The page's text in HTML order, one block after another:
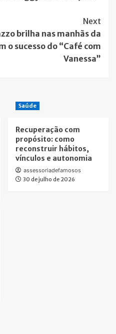
Next
brilha nas manhãs da
o sucesso do “Café com
Vanessa”
Saúde
Recuperação com
propósito: como
reconstruir hábitos,
vínculos e autonomia
assessoriadefamosos
30 de julho de 2026